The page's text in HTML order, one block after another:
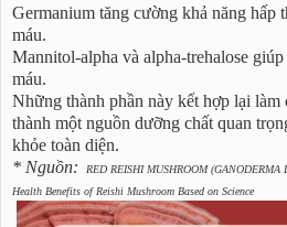
Germanium tăng cường khả năng hấp
máu.
Mannitol-alpha và alpha-trehalose
máu.
Những thành phần này kết hợp lại
thành một nguồn dưỡng chất quan
khỏe toàn diện.
* Nguồn:
RED REISHI MUSHROOM
Health Benefits of Reishi Mushroom Based on Science